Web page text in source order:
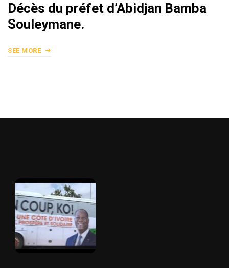
Décès du préfet d’Abidjan Bamba
Souleymane.
SEE MORE